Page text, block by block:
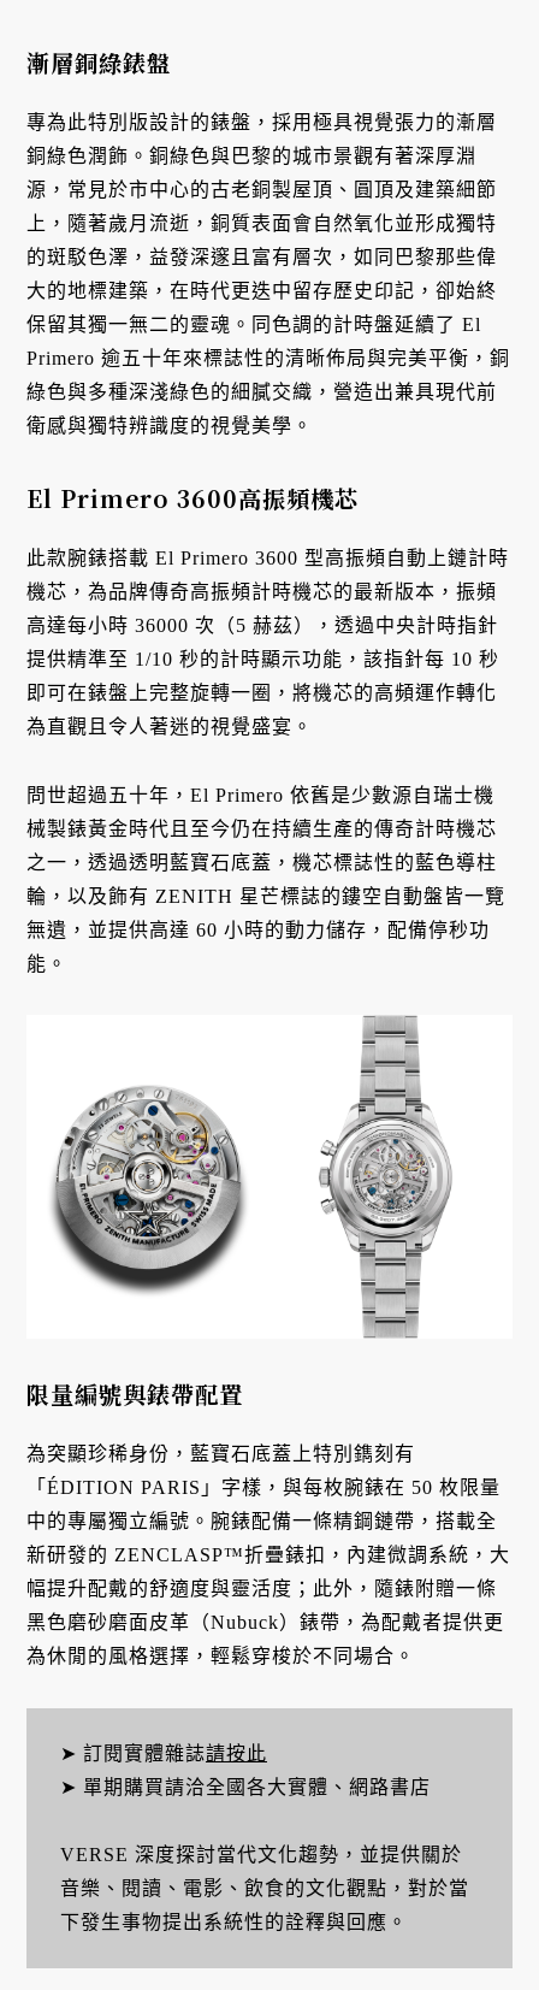
漸層銅綠錶盤
專為此特別版設計的錶盤，採用極具視覺張力的漸層
銅綠色潤飾。銅綠色與巴黎的城市景觀有著深厚淵
源，常見於市中心的古老銅製屋頂、圓頂及建築細節
上，隨著歲月流逝，銅質表面會自然氧化並形成獨特
的斑駁色澤，益發深邃且富有層次，如同巴黎那些偉
大的地標建築，在時代更迭中留存歷史印記，卻始終
保留其獨一無二的靈魂。同色調的計時盤延續了 El
Primero 逾五十年來標誌性的清晰佈局與完美平衡，銅
綠色與多種深淺綠色的細膩交織，營造出兼具現代前
衛感與獨特辨識度的視覺美學。
El Primero 3600高振頻機芯
此款腕錶搭載 El Primero 3600 型高振頻自動上鏈計時
機芯，為品牌傳奇高振頻計時機芯的最新版本，振頻
高達每小時 36000 次（5 赫茲），透過中央計時指針
提供精準至 1/10 秒的計時顯示功能，該指針每 10 秒
即可在錶盤上完整旋轉一圈，將機芯的高頻運作轉化
為直觀且令人著迷的視覺盛宴。
問世超過五十年，El Primero 依舊是少數源自瑞士機
械製錶黃金時代且至今仍在持續生產的傳奇計時機芯
之一，透過透明藍寶石底蓋，機芯標誌性的藍色導柱
輪，以及飾有 ZENITH 星芒標誌的鏤空自動盤皆一覽
無遺，並提供高達 60 小時的動力儲存，配備停秒功
能。
限量編號與錶帶配置
為突顯珍稀身份，藍寶石底蓋上特別鐫刻有
「ÉDITION PARIS」字樣，與每枚腕錶在 50 枚限量
中的專屬獨立編號。腕錶配備一條精鋼鏈帶，搭載全
新研發的 ZENCLASP™折疊錶扣，內建微調系統，大
幅提升配戴的舒適度與靈活度；此外，隨錶附贈一條
黑色磨砂磨面皮革（Nubuck）錶帶，為配戴者提供更
為休閒的風格選擇，輕鬆穿梭於不同場合。
➤ 訂閱實體雜誌請按此
➤ 單期購買請洽全國各大實體、網路書店
VERSE 深度探討當代文化趨勢，並提供關於
音樂、閱讀、電影、飲食的文化觀點，對於當
下發生事物提出系統性的詮釋與回應。